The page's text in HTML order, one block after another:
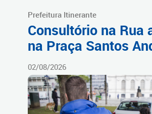
Prefeitura Itinerante
Consultório na Rua
na Praça Santos
02/08/2026